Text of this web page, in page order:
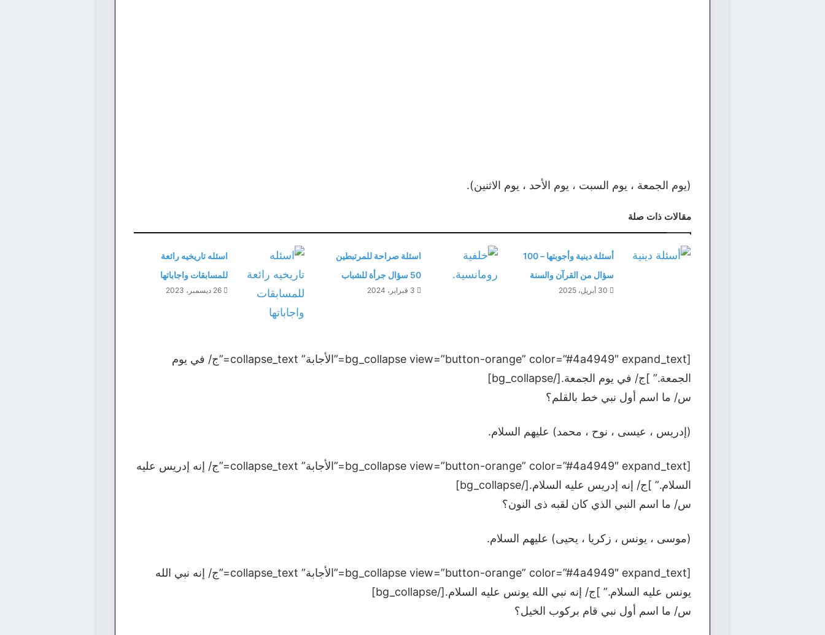
(يوم الجمعة ، يوم السبت ، يوم الأحد ، يوم الاثنين).
مقالات ذات صلة
أسئلة دينية وأجوبتها – 100
سؤال من القرآن والسنة
30 أبريل، 2025
اسئلة صراحة للمرتبطين
50 سؤال جرأة للشباب
3 فبراير، 2024
اسئله تاريخيه رائعة
للمسابقات واجاباتها
26 ديسمبر، 2023
[bg_collapse view=”button-orange” color=”#4a4949″ expand_text=”الأجابة” collapse_text=”ج/ في يوم
الجمعة.” ]ج/ في يوم الجمعة.[/bg_collapse]
س/ ما اسم أول نبي خط بالقلم؟
(إدريس ، عيسى ، نوح ، محمد) عليهم السلام.
[bg_collapse view=”button-orange” color=”#4a4949″ expand_text=”الأجابة” collapse_text=”ج/ إنه إدريس عليه
السلام.” ]ج/ إنه إدريس عليه السلام.[/bg_collapse]
س/ ما اسم النبي الذي كان لقبه ذى النون؟
(موسى ، يونس ، زكريا ، يحيى) عليهم السلام.
[bg_collapse view=”button-orange” color=”#4a4949″ expand_text=”الأجابة” collapse_text=”ج/ إنه نبي الله
يونس عليه السلام.” ]ج/ إنه نبي الله يونس عليه السلام.[/bg_collapse]
س/ ما اسم أول نبي قام بركوب الخيل؟